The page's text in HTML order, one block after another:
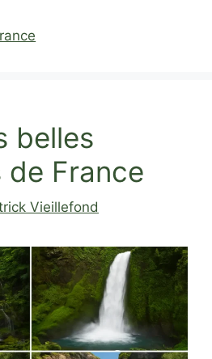
belles
France
Vieillefond